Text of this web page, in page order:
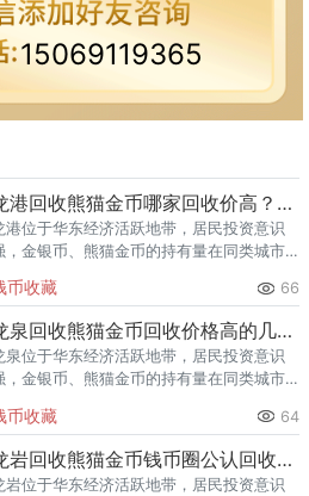
15069119365
龙港回收熊猫金币哪家回收价高？本地榜单
港位于华东经济活跃地带，居民投资意识
，金银币、熊猫金币的持有量在同类城市
猫金币的需求就明显升温，但鱼龙混杂的
收渠道里，能精准识别版别溢
币收藏 66
龙泉回收熊猫金币回收价格高的几家推荐
泉位于华东经济活跃地带，居民投资意识
，金银币、熊猫金币的持有量在同类城市
猫金币的需求就明显升温，但鱼龙混杂的
收渠道里，能精准识别版别溢
币收藏 64
龙岩回收熊猫金币钱币圈公认回收渠道排行
岩位于华东经济活跃地带，居民投资意识